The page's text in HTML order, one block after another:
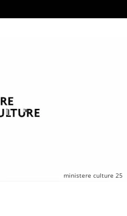
ministere culture 25